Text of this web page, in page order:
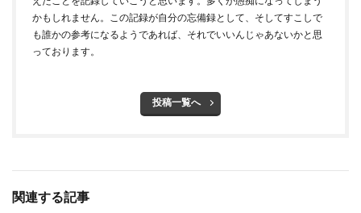
かもしれません。この記録が自分の忘備録として、そしてすこしで
も誰かの参考になるようであれば、それでいいんじゃあないかと思
っております。
投稿一覧へ
関連する記事